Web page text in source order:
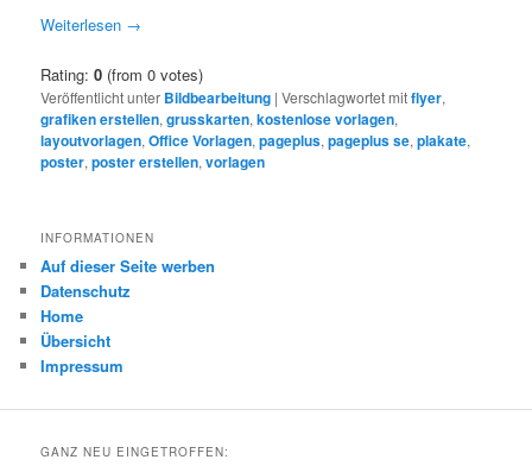
Weiterlesen →
Rating:0 (from 0 votes)
Veröffentlicht unter Bildbearbeitung |Verschlagwortet mitflyer,
grafiken erstellen,grusskarten,kostenlose vorlagen,
layoutvorlagen,Office Vorlagen,pageplus,pageplus se,plakate,
poster,poster erstellen,vorlagen
INFORMATIONEN
Auf dieser Seite werben
Datenschutz
Home
Übersicht
Impressum
GANZ NEU EINGETROFFEN: